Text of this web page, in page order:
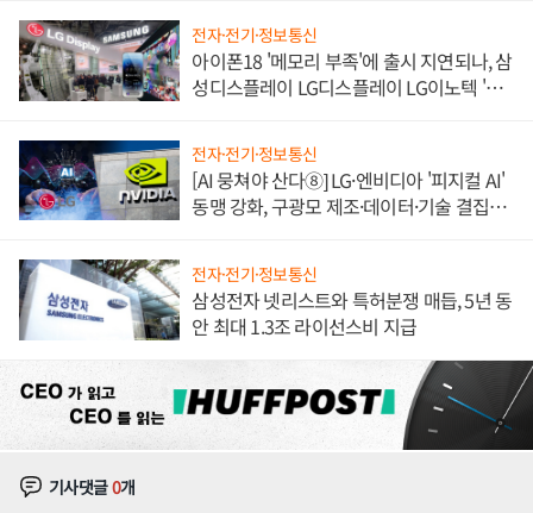
전자·전기·정보통신
아이폰18 '메모리 부족'에 출시 지연되나, 삼
성디스플레이 LG디스플레이 LG이노텍 '탈
전자·전기·정보통신
[AI 뭉쳐야 산다⑧] LG·엔비디아 '피지컬 AI'
동맹 강화, 구광모 제조·데이터·기술 결집
전자·전기·정보통신
삼성전자 넷리스트와 특허분쟁 매듭, 5년 동
안 최대 1.3조 라이선스비 지급
기사댓글0개